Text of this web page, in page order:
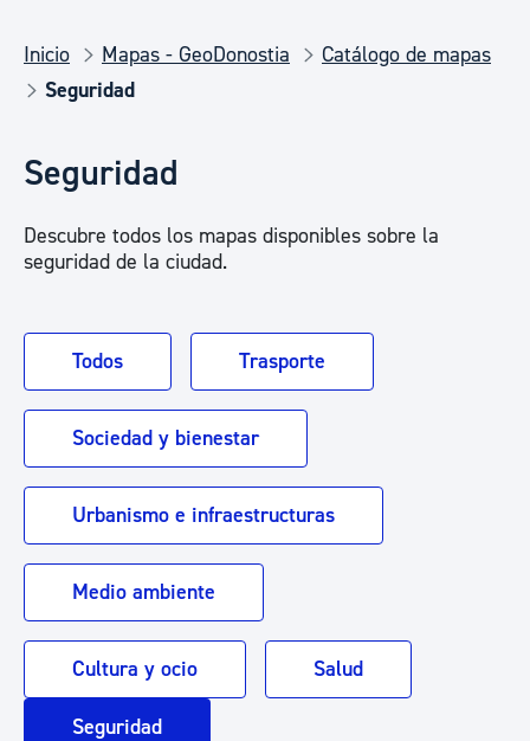
Inicio Mapas - GeoDonostia
Catálogo de mapas
Seguridad
Seguridad
Descubre todos los mapas disponibles sobre la
seguridad de la ciudad.
Todos Trasporte
Sociedad y bienestar
Urbanismo e infraestructuras
Medio ambiente
Cultura y ocio Salud
Seguridad